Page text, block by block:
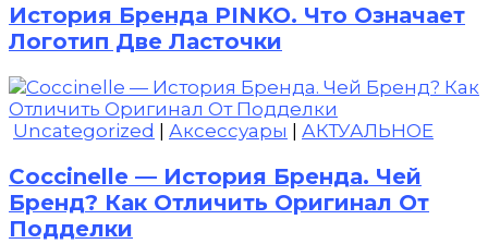
История Бренда PINKO. Что Означает
Логотип Две Ласточки
Uncategorized Аксессуары АКТУАЛЬНОЕ
Coccinelle — История Бренда. Чей
Бренд? Как Отличить Оригинал От
Подделки